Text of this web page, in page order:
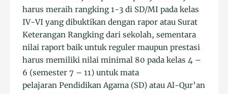
harus meraih rangking 1-3 di SD/MI pada kelas
IV-VI yang dibuktikan dengan rapor atau Surat
Keterangan Rangking dari sekolah, sementara
nilai raport baik untuk reguler maupun prestasi
harus memiliki nilai minimal 80 pada kelas 4 –
6 (semester 7 – 11) untuk mata
pelajaran Pendidikan Agama (SD) atau Al-Qur’an